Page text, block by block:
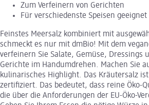
Zum Verfeinern von Gerichten
Für verschiedenste Speisen geeignet
Feinstes Meersalz kombiniert mit
schmeckt es nur mit dmBio! Mit dem
verfeinern Sie Salate, Gemüse, Dressings
Gerichte im Handumdrehen. Machen Sie
kulinarisches Highlight. Das Kräutersalz
zertifiziert. Das bedeutet, dass reine Öko-
die über die Anforderungen der EU-Öko-